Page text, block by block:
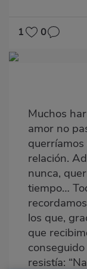
1
0
Imagen
Muchos
amor no
relación.
nunca,
tiempo…
los que,
que
resistía: